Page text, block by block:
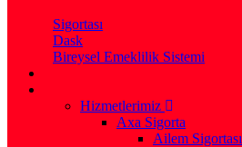
Sigortası
Dask
Bireysel Emeklilik Sistemi
Hizmetlerimiz
Axa Sigorta
Ailem Sigortası